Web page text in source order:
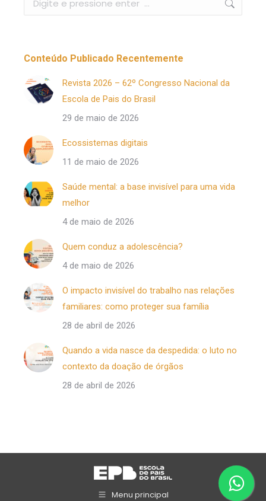
Conteúdo Publicado Recentemente
Revista 2026 – 62º Congresso Nacional da
Escola de Pais do Brasil
29 de maio de 2026
Ecossistemas digitais
11 de maio de 2026
Saúde mental: a base invisível para uma vida
melhor
4 de maio de 2026
Quem conduz a adolescência?
4 de maio de 2026
O impacto invisível do trabalho nas relações
familiares: como proteger sua família
28 de abril de 2026
Quando a vida nasce da despedida: o luto no
contexto da doação de órgãos
28 de abril de 2026
Menu principal